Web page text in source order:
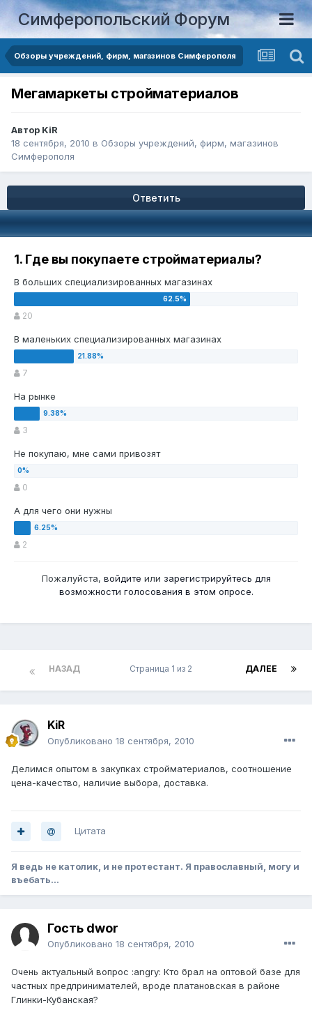
Симферопольский Форум
Обзоры учреждений, фирм, магазинов Симферополя
Мегамаркеты стройматериалов
Автор KiR
18 сентября, 2010 в Обзоры учреждений, фирм, магазинов
Симферополя
Ответить
1. Где вы покупаете стройматериалы?
В больших специализированных магазинах
20
В маленьких специализированных магазинах
7
На рынке
3
Не покупаю, мне сами привозят
0
А для чего они нужны
2
Пожалуйста, войдите или зарегистрируйтесь для
возможности голосования в этом опросе.
НАЗАД ДАЛЕЕ
Страница 1 из 2
KiR
Опубликовано 18 сентября, 2010
Делимся опытом в закупках стройматериалов, соотношение
цена-качество, наличие выбора, доставка.
Цитата
Я ведь не католик, и не протестант. Я православный, могу и
въебать...
Гость dwor
Опубликовано 18 сентября, 2010
Очень актуальный вопрос :angry: Кто брал на оптовой базе для
частных предпринимателей, вроде платановская в районе
Глинки-Кубанская?